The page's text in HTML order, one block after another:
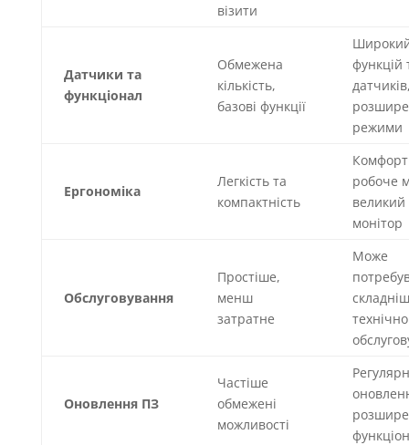
візити
Датчики та
функціонал
Обмежена
кількість,
базові функції
функцій
режими
Ергономіка
Легкість та
компактність
робоче
великий
монітор
Обслуговування
Простіше,
менш
затратне
Може
Оновлення ПЗ
Частіше
обмежені
можливості